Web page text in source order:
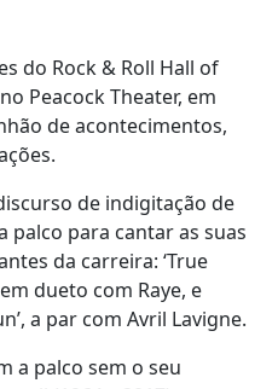
do Rock & Roll Hall of
Peacock Theater, em
de acontecimentos,
de indigitação de
palco para cantar as suas
da carreira: ‘True
em dueto com Raye, e
a par com Avril Lavigne.
a palco sem o seu